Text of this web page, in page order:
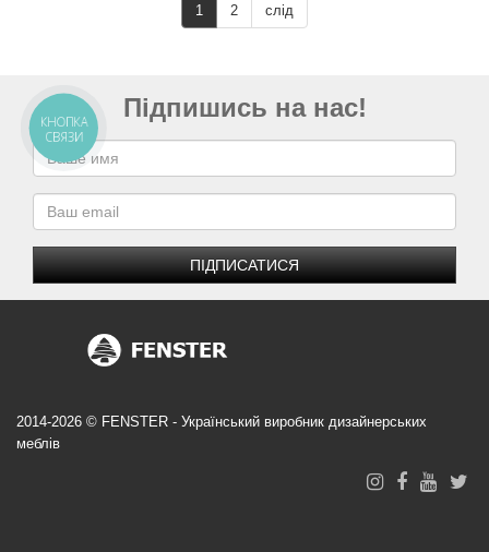
1 2 слід
Підпишись на нас!
ПІДПИСАТИСЯ
2014-2026 © FENSTER - Український виробник дизайнерських
меблів
КНОПКА
СВЯЗИ